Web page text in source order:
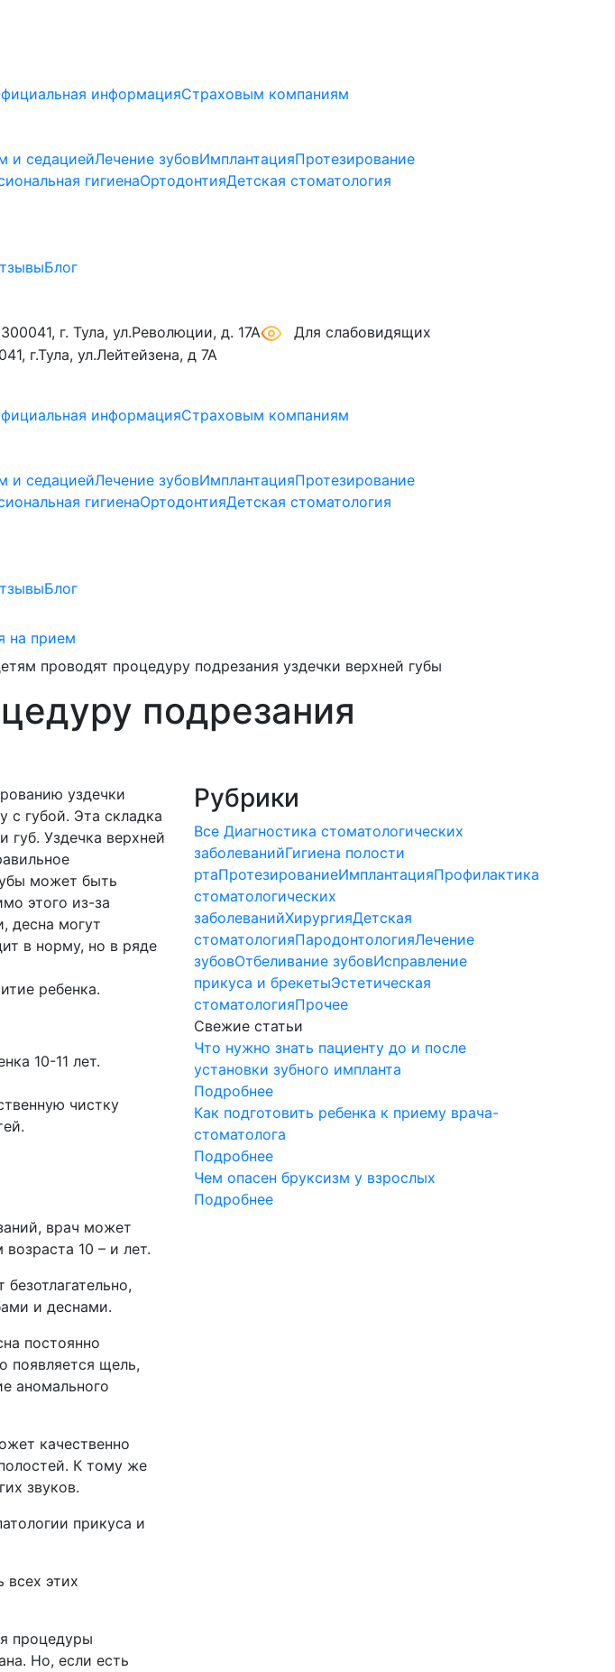
информацияСтраховым компаниям
и седациейЛечение зубовИмплантацияПротезирование
гигиенаОртодонтияДетская стоматология
Блог
300041, г. Тула, ул.Революции, д. 17А
г.Тула, ул.Лейтейзена, д 7А
Для слабовидящих
информацияСтраховым компаниям
и седациейЛечение зубовИмплантацияПротезирование
гигиенаОртодонтияДетская стоматология
Блог
на прием
проводят процедуру подрезания уздечки верхней губы
подрезания
уздечки
с губой. Эта складка
Уздечка верхней
может быть
этого из-за
десна могут
в норму, но в ряде
ребенка.
10-11 лет.
чистку
врач может
10 – и лет.
и деснами.
постоянно
появляется щель,
аномального
качественно
К тому же
звуков.
прикуса и
всех этих
процедуры
Но, если есть
Рубрики
Все Диагностика стоматологических
заболеванийГигиена полости
ртаПротезированиеИмплантацияПрофилактика
стоматологических
заболеванийХирургияДетская
стоматологияПародонтологияЛечение
зубовОтбеливание зубовИсправление
прикуса и брекетыЭстетическая
стоматологияПрочее
Свежие статьи
Что нужно знать пациенту до и после
установки зубного импланта
Подробнее
Как подготовить ребенка к приему врача-
стоматолога
Подробнее
Чем опасен бруксизм у взрослых
Подробнее